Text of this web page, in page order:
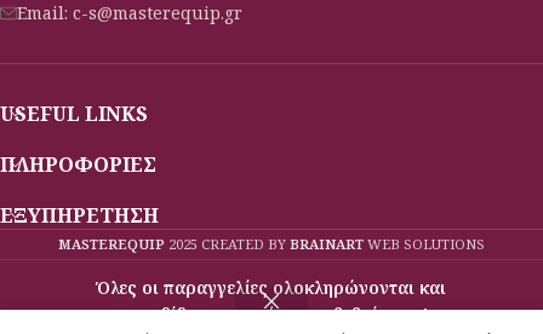
Όλες οι παραγγελίες ολοκληρώνονται και
παραδίδονται κατόπιν επιβεβαίωσης!
Email: c-s@masterequip.gr
USEFUL LINKS
ΠΛΗΡΟΦΟΡΙΕΣ
ΕΞΥΠΗΡΕΤΗΣΗ
MASTEREQUIP 2025 CREATED BY BRAINART WEB SOLUTIONS